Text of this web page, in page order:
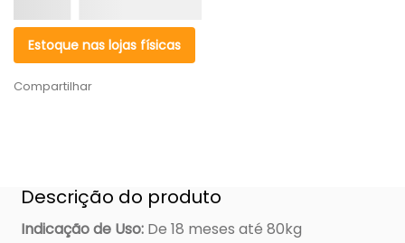
Estoque nas lojas físicas
Compartilhar
Descrição do produto
Indicação de Uso: De 18 meses até 80kg